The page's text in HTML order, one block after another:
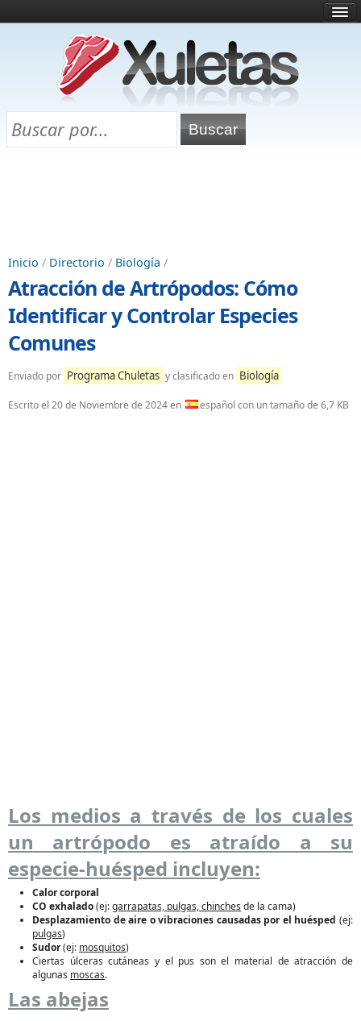
¿Qué es esto?
Directorio
Chuletas para exámenes
Inicio / Directorio / Biología /
Atracción de Artrópodos: Cómo
Identificar y Controlar Especies
Comunes
Enviado por Programa Chuletas y clasificado en Biología
Escrito el 20 de Noviembre de 2024en español con un tamaño de 6,7 KB
Los medios a través de los cuales
un artrópodo es atraído a su
especie-huésped incluyen:
Calor corporal
CO exhalado(ej:garrapatas, pulgas, chinches de la cama)
Desplazamiento de aire o vibraciones causadas por el huésped (ej:
pulgas)
Sudor(ej: mosquitos)
Ciertas úlceras cutáneas y el pus son el material de atracción de
algunas moscas.
Las abejas